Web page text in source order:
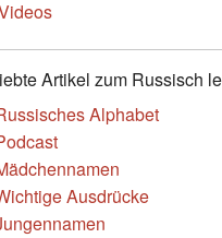
Artikel zum Russisch
Alphabet
Ausdrücke